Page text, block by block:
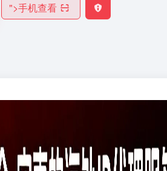
">手机查看